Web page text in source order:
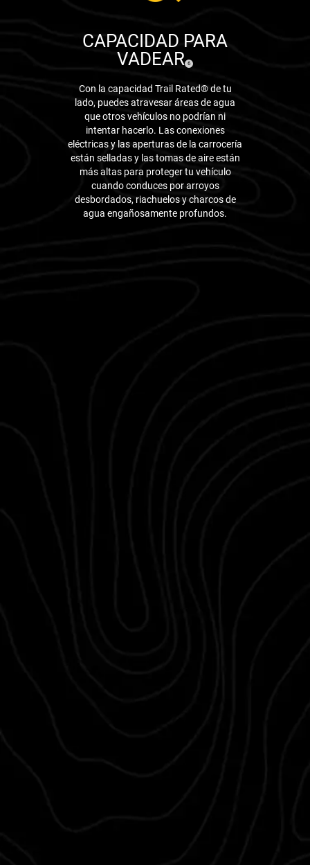
CAPACIDAD PARA
VADEAR ( Disclosure
6)
Con la capacidad Trail Rated® de tu
lado, puedes atravesar áreas de agua
que otros vehículos no podrían ni
intentar hacerlo. Las conexiones
eléctricas y las aperturas de la carrocería
están selladas y las tomas de aire están
más altas para proteger tu vehículo
cuando conduces por arroyos
desbordados, riachuelos y charcos de
agua engañosamente profundos.